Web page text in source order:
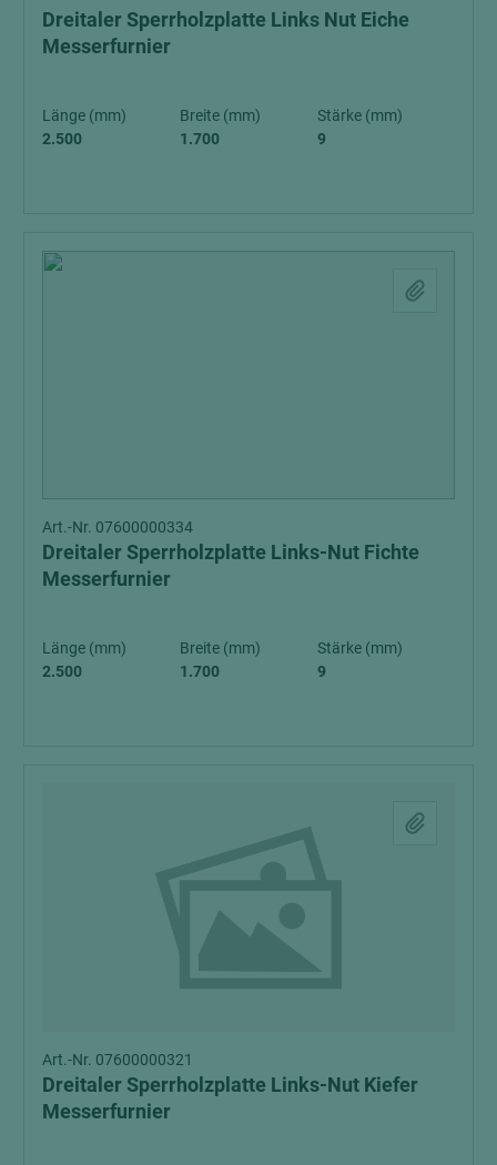
Dreitaler Sperrholzplatte Links Nut Eiche
Messerfurnier
Länge (mm)
2.500
Breite (mm)
1.700
Stärke (mm)
9
Art.-Nr. 07600000334
Dreitaler Sperrholzplatte Links-Nut Fichte
Messerfurnier
Länge (mm)
2.500
Breite (mm)
1.700
Stärke (mm)
9
Art.-Nr. 07600000321
Dreitaler Sperrholzplatte Links-Nut Kiefer
Messerfurnier